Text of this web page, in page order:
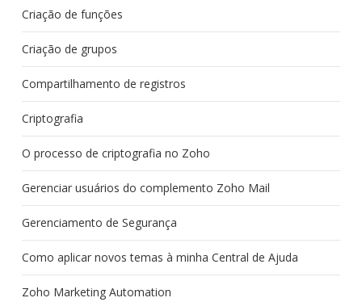
Criação de funções
Criação de grupos
Compartilhamento de registros
Criptografia
O processo de criptografia no Zoho
Gerenciar usuários do complemento Zoho Mail
Gerenciamento de Segurança
Como aplicar novos temas à minha Central de Ajuda
Zoho Marketing Automation